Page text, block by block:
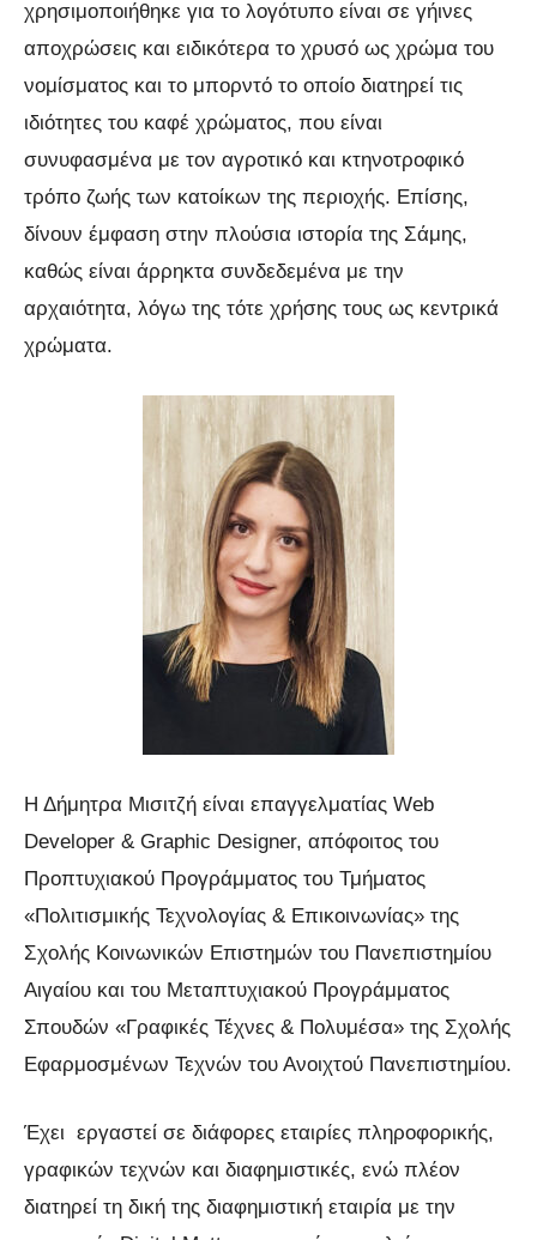
χρησιμοποιήθηκε για το λογότυπο είναι σε γήινες
αποχρώσεις και ειδικότερα το χρυσό ως χρώμα του
νομίσματος και το μπορντό το οποίο διατηρεί τις
ιδιότητες του καφέ χρώματος, που είναι
συνυφασμένα με τον αγροτικό και κτηνοτροφικό
τρόπο ζωής των κατοίκων της περιοχής. Επίσης,
δίνουν έμφαση στην πλούσια ιστορία της Σάμης,
καθώς είναι άρρηκτα συνδεδεμένα με την
αρχαιότητα, λόγω της τότε χρήσης τους ως κεντρικά
χρώματα.
Η Δήμητρα Μισιτζή είναι επαγγελματίας Web
Developer & Graphic Designer, απόφοιτος του
Προπτυχιακού Προγράμματος του Τμήματος
«Πολιτισμικής Τεχνολογίας & Επικοινωνίας» της
Σχολής Κοινωνικών Επιστημών του Πανεπιστημίου
Αιγαίου και του Μεταπτυχιακού Προγράμματος
Σπουδών «Γραφικές Τέχνες & Πολυμέσα» της Σχολής
Εφαρμοσμένων Τεχνών του Ανοιχτού Πανεπιστημίου.
Έχει εργαστεί σε διάφορες εταιρίες πληροφορικής,
γραφικών τεχνών και διαφημιστικές, ενώ πλέον
διατηρεί τη δική της διαφημιστική εταιρία με την